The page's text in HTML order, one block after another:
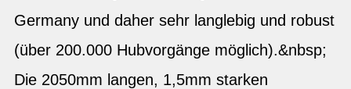
Germany und daher sehr langlebig und robust
(über 200.000 Hubvorgänge möglich).&nbsp;
Die 2050mm langen, 1,5mm starken